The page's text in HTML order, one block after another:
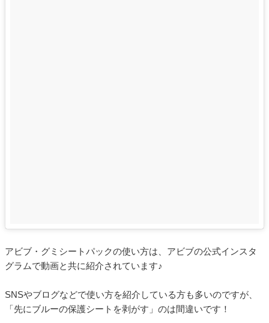
アビブ・グミシートパックの使い方は、アビブの公式インスタ
グラムで動画と共に紹介されています♪
SNSやブログなどで使い方を紹介している方も多いのですが、
「先にブルーの保護シートを剥がす」のは間違いです！